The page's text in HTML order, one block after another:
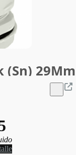
(Sn) 29Mm